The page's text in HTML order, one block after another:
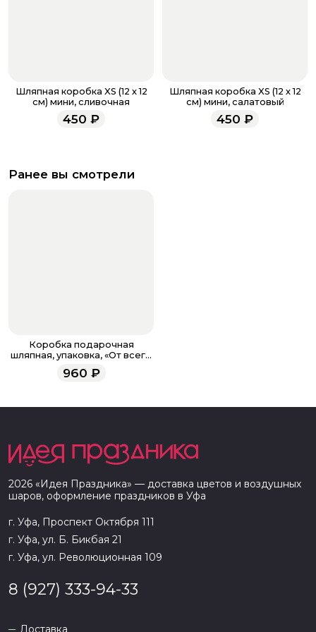
Шляпная коробка XS (12 х 12
см) мини, сливочная
450 ₽
Шляпная коробка XS (12 х 12
см) мини, салатовый
450 ₽
Ранее вы смотрели
Коробка подарочная
шляпная, упаковка, «От всего
сердца», золотая, 12×12×12 см
960 ₽
2026 «Идея Праздника» — доставка цветов и воздушных
шаров, оформление праздников в Уфа
г. Уфа, Проспект Октября 111
г. Уфа, ул. Б. Бикбая 21
г. Уфа, ул. Революционная 109
8 (927) 333-94-33
Доставка